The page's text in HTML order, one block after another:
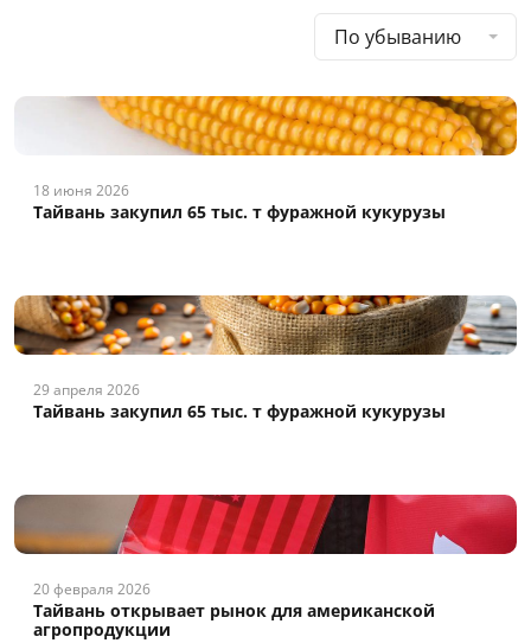
По убыванию
18 июня 2026
Тайвань закупил 65 тыс. т фуражной кукурузы
29 апреля 2026
Тайвань закупил 65 тыс. т фуражной кукурузы
20 февраля 2026
Тайвань открывает рынок для американской
агропродукции